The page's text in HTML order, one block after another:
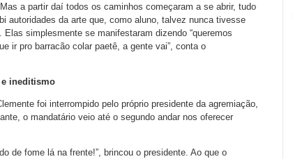
a partir daí todos os caminhos começaram a se abrir, tudo
autoridades da arte que, como aluno, talvez nunca tivesse
simplesmente se manifestaram dizendo “queremos
ir pro barracão colar paetê, a gente vai”, conta o
e ineditismo
foi interrompido pelo próprio presidente da agremiação,
o mandatário veio até o segundo andar nos oferecer
de fome lá na frente!”, brincou o presidente. Ao que o